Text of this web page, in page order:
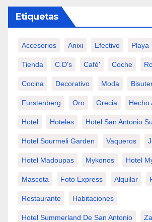
Etiquetas
Accesorios Anixi Efectivo Playa
Tienda C.d's Café' Coche
Cocina Decorativo Moda
Furstenberg Oro Grecia Hecho
Hotel Hoteles Hotel San Antonio
Hotel Sourmeli Garden Vaqueros
Hotel Madoupas Mykonos Hotel
Mascota Foto Express Alquilar
Restaurante Habitaciones
Hotel Summerland De San Antonio